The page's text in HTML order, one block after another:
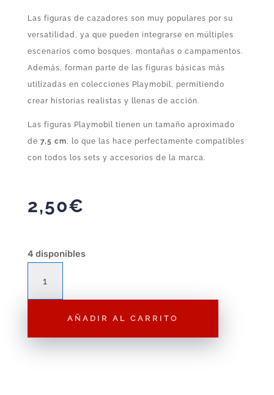
Las figuras de cazadores son muy populares por su
versatilidad, ya que pueden integrarse en múltiples
escenarios como bosques, montañas o campamentos.
Además, forman parte de las figuras básicas más
utilizadas en colecciones Playmobil, permitiendo
crear historias realistas y llenas de acción.
Las figuras Playmobil tienen un tamaño aproximado
de 7,5 cm, lo que las hace perfectamente compatibles
con todos los sets y accesorios de la marca.
2,50€
4 disponibles
Playmobil
–
AÑADIR AL CARRITO